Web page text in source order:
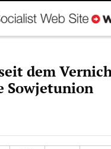
dem
Sowjetunion